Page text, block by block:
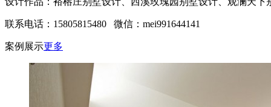
联系电话：15805815480 微信：mei991644141
案例展示更多